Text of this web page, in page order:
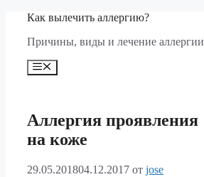
Перейти
содержимому
Как вылечить аллергию?
Причины, виды и лечение аллергии
Меню
Аллергия проявления
на коже
29.05.201804.12.2017 от jose